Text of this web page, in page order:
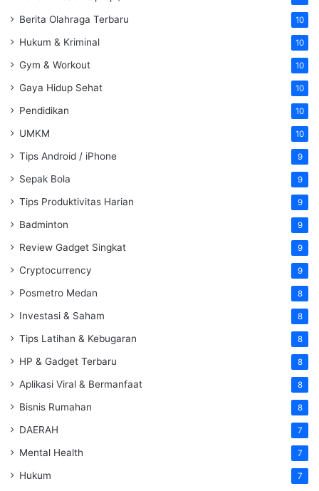
Berita Olahraga Terbaru 10
Hukum & Kriminal 10
Gym & Workout 10
Gaya Hidup Sehat 10
Pendidikan 10
UMKM 10
Tips Android / iPhone 9
Sepak Bola 9
Tips Produktivitas Harian 9
Badminton 9
Review Gadget Singkat 9
Cryptocurrency 9
Posmetro Medan 8
Investasi & Saham 8
Tips Latihan & Kebugaran 8
HP & Gadget Terbaru 8
Aplikasi Viral & Bermanfaat 8
Bisnis Rumahan 8
DAERAH 7
Mental Health 7
Hukum 7